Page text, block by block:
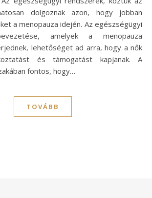
dolgoznak azon, hogy jobban
a menopauza idején. Az egészségügyi
amelyek a menopauza
lehetőséget ad arra, hogy a nők
és támogatást kapjanak. A
fontos, hogy…
TOVÁBB